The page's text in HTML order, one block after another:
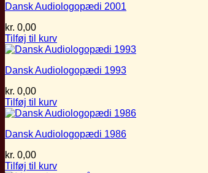
Dansk Audiologopædi 2001
kr. 0,00
Tilføj til kurv
Dansk Audiologopædi 1993
kr. 0,00
Tilføj til kurv
Dansk Audiologopædi 1986
kr. 0,00
Tilføj til kurv